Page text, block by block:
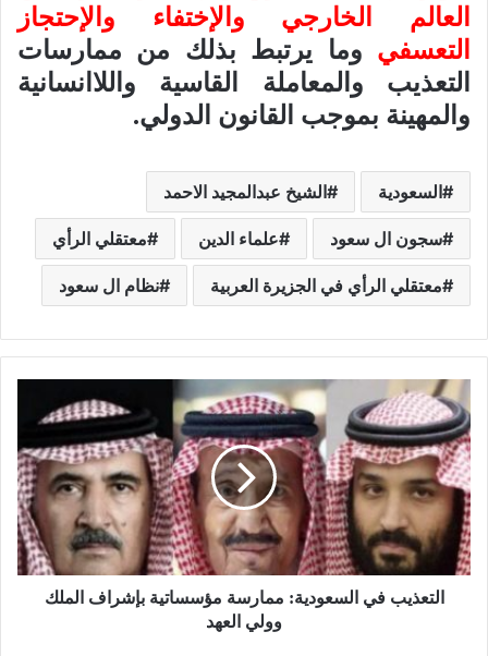
العالم الخارجي والإختفاء والإحتجاز
التعسفي وما يرتبط بذلك من ممارسات
التعذيب والمعاملة القاسية واللاانسانية
والمهينة بموجب القانون الدولي.
السعودية الشيخ عبدالمجيد الاحمد
سجون ال سعود علماء الدين معتقلي الرأي
معتقلي الرأي في الجزيرة العربية نظام ال سعود
التعذيب في السعودية: ممارسة مؤسساتية بإشراف الملك
وولي العهد